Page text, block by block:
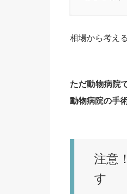
相場から考え
ただ動物病院
動物病院の手
注意
す